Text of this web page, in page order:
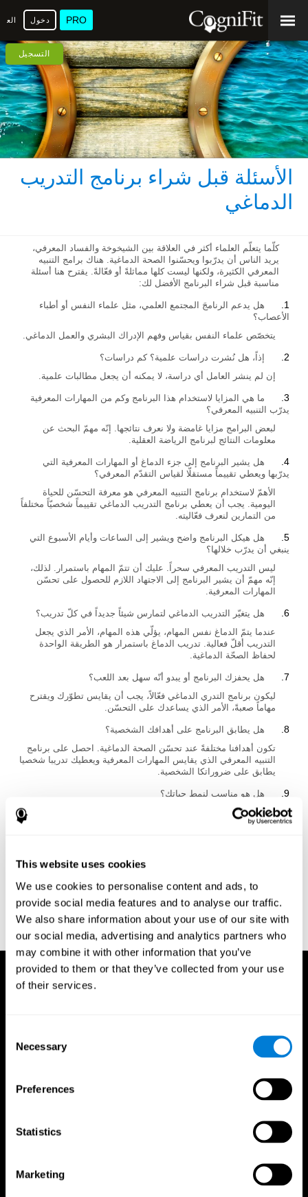
This website uses cookies
We use cookies to personalise content and ads, to
provide social media features and to analyse our traffic.
We also share information about your use of our site with
our social media, advertising and analytics partners who
may combine it with other information that you’ve
provided to them or that they’ve collected from your use
of their services.
Selection
Necessary
Preferences
Statistics
Marketing
PRO دخول
التسجيل
الأسئلة قبل شراء برنامج التدريب
الدماغي
كلّما يتعلّم العلماء أكثر في العلاقة بين الشيخوخة والفساد المعرفي،
يريد الناس أن يدرّبوا ويحسّنوا الصحة الدماغية. هناك برامج التنبيه
المعرفي الكثيرة، ولكنها ليست كلها مماثلةً أو فعّالةً. يقترح هنا أسئلة
مناسبة قبل شراء البرنامج الأفضل لك:
هل يدعم الرنامجَ المجتمع العلمي، مثل علماء النفس أو أطباء
الأعصاب؟
يتخصّص علماء النفس بقياس وفهم الإدراك البشري والعمل الدماغي.
إذاً، هل نُشرت دراسات علمية؟ كم دراسات؟
إن لم ينشر العامل أي دراسة، لا يمكنه أن يجعل مطالبات علمية.
ما هي المزايا لاستخدام هذا البرنامج وكم من المهارات المعرفية
يدرّب التنبيه المعرفي؟
لبعض البرامج مزايا غامضة ولا نعرف نتائجها. إنّه مهمّ البحث عن
معلومات النتائج لبرنامج الرياضة العقلية.
هل يشير البرنامج إلى جزء الدماغ أو المهارات المعرفية التي
يدرّبها ويعطي تقييماً مستقلّا لقياس التقدّم المعرفي؟
الأهمّ لاستخدام برنامج التنبيه المعرفي هو معرفة التحسّن للحياة
اليومية. يجب أن يعطي برنامج التدريب الدماغي تقييماً شخصيّاً مختلفاً
من التمارين لنعرف فعّاليته.
هل هيكل البرنامج واضح ويشير إلى الساعات وأيام الأسبوع التي
ينبغي أن يدرّب خلالها؟
ليس التدريب المعرفي سحراً. عليك أن تتمّ المهام باستمرار. لذلك،
إنّه مهمّ أن يشير البرنامج إلى الاجتهاد اللازم للحصول على تحسّن
المهارات المعرفية.
هل يتغيّر التدريب الدماغي لتمارس شيئاً جديداً في كلّ تدريب؟
عندما يتمّ الدماغ نفس المهام، يؤلّي هذه المهام، الأمر الذي يجعل
التدريب أقلّ فعالية. تدريب الدماغ باستمرار هو الطريقة الواحدة
لحفاظ الصحّة الدماغية.
هل يحفزك البرنامج أو يبدو أنّه سهل بعد اللعب؟
ليكون برنامج التدري الدماغي فعّالاً، يجب أن يقايس تطوّرك ويقترح
مهاماً صعبةً، الأمر الذي يساعدك على التحسّن.
هل يطابق البرنامج على أهدافك الشخصية؟
تكون أهدافنا مختلفةً عند تحسّن الصحة الدماغية. احصل على برنامج
التنبيه المعرفي الذي يقايس المهارات المعرفية ويعطيك تدريبا شخصيا
يطابق على ضروراتكا الشخصية.
هل هو مناسب لنمط حياتك؟
تكون نتائج بعض برامج التدريب لدماغي قصيرة المدى، وهي صعبة
هل كنتَ مستعدّاً للبدء أو سيكون البرنامج مزعجاً؟
يخفّض القلق المفرّط ابتداع الخلايا العصبية. برنامج التدريب الدماغي
الأفضل هو البرنامج الذي يعطيك تدريبا شخصية ويطابق على ضروراتك
كلّما تدرّب.